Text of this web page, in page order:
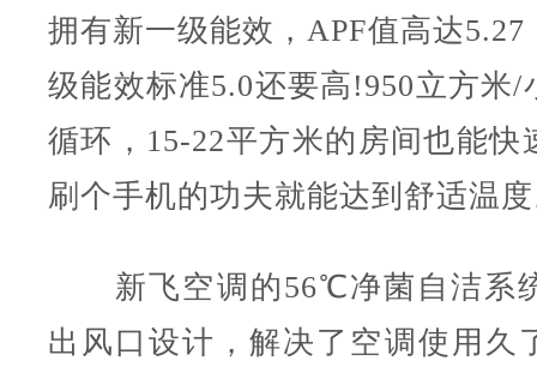
拥有新一级能效，APF值高达5.27
级能效标准5.0还要高!950立方米/
循环，15-22平方米的房间也能快
刷个手机的功夫就能达到舒适温
新飞空调的56℃净菌自洁系
出风口设计，解决了空调使用久